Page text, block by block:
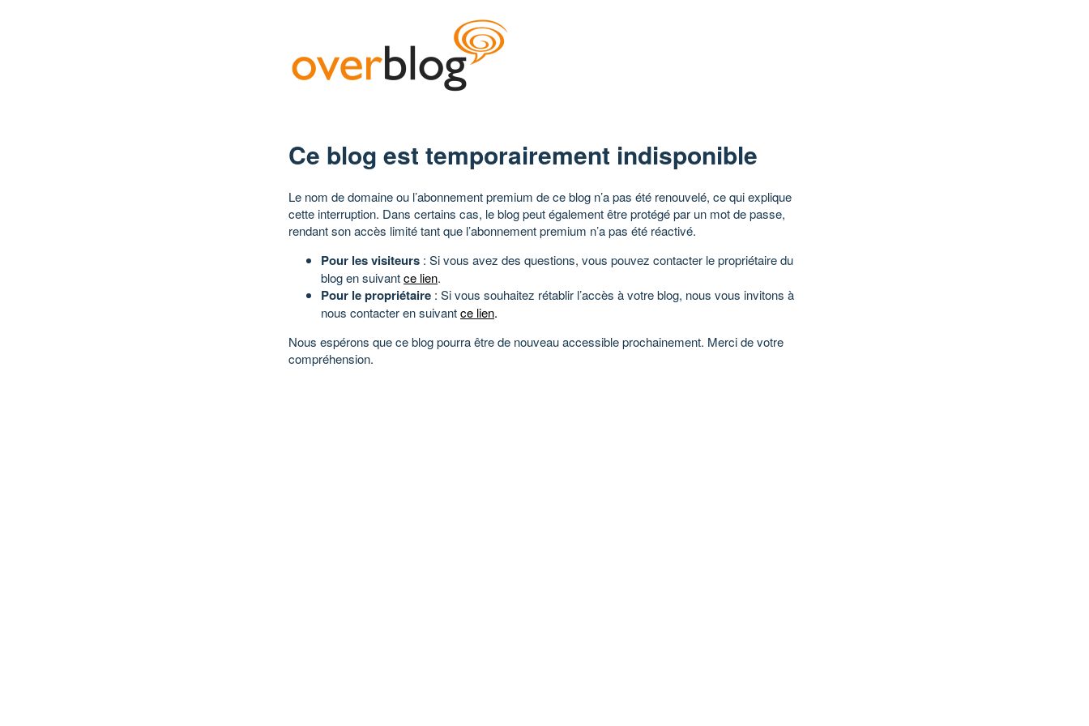
Ce blog est temporairement indisponible
Le nom de domaine ou l’abonnement premium de ce blog n’a pas été renouvelé, ce qui explique
cette interruption. Dans certains cas, le blog peut également être protégé par un mot de passe,
rendant son accès limité tant que l’abonnement premium n’a pas été réactivé.
Pour les visiteurs : Si vous avez des questions, vous pouvez contacter le propriétaire du
blog en suivantce lien.
Pour le propriétaire : Si vous souhaitez rétablir l’accès à votre blog, nous vous invitons à
nous contacter en suivantce lien.
Nous espérons que ce blog pourra être de nouveau accessible prochainement. Merci de votre
compréhension.